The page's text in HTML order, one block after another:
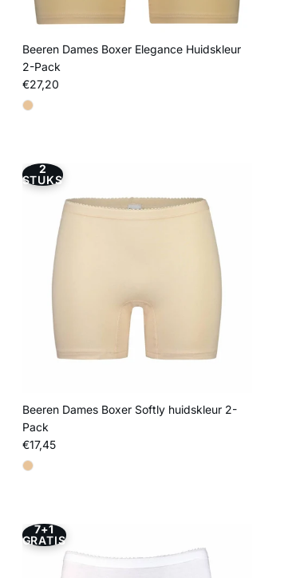
Beeren Dames Boxer Elegance Huidskleur
2-Pack
Reguliere prijs
€27,20
2
STUKS
Beeren Dames Boxer Softly huidskleur 2-
Pack
Reguliere prijs
€17,45
7+1
GRATIS